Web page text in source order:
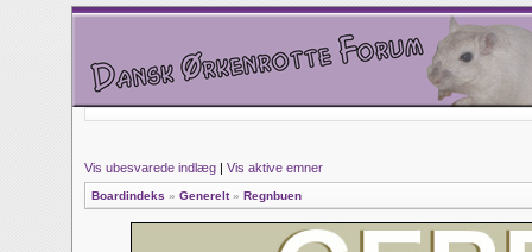
Vis ubesvarede indlæg | Vis aktive emner
Boardindeks » Generelt» Regnbuen